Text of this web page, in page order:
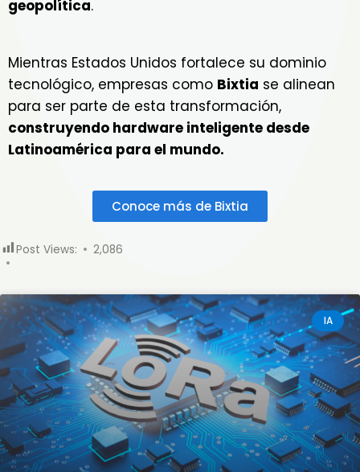
geopolítica.
Mientras Estados Unidos fortalece su dominio
tecnológico, empresas como Bixtia se alinean
para ser parte de esta transformación,
construyendo hardware inteligente desde
Latinoamérica para el mundo.
Conoce más de Bixtia
Post Views: 2,086
IA